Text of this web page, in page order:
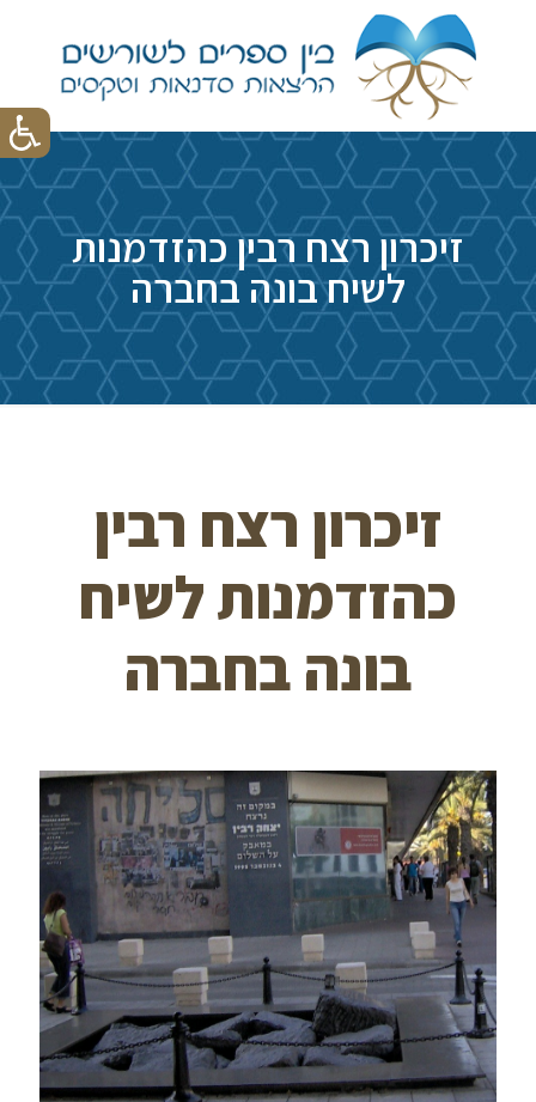
זיכרון רצח רבין כהזדמנות
לשיח בונה בחברה
זיכרון רצח רבין
כהזדמנות לשיח
בונה בחברה